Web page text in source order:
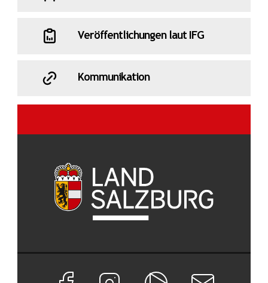
Veröffentlichungen laut IFG
Kommunikation
Facebook Seite von Land Salzburg
Instagram Seite von Land Salzburg
Salzburg ONNewsletter